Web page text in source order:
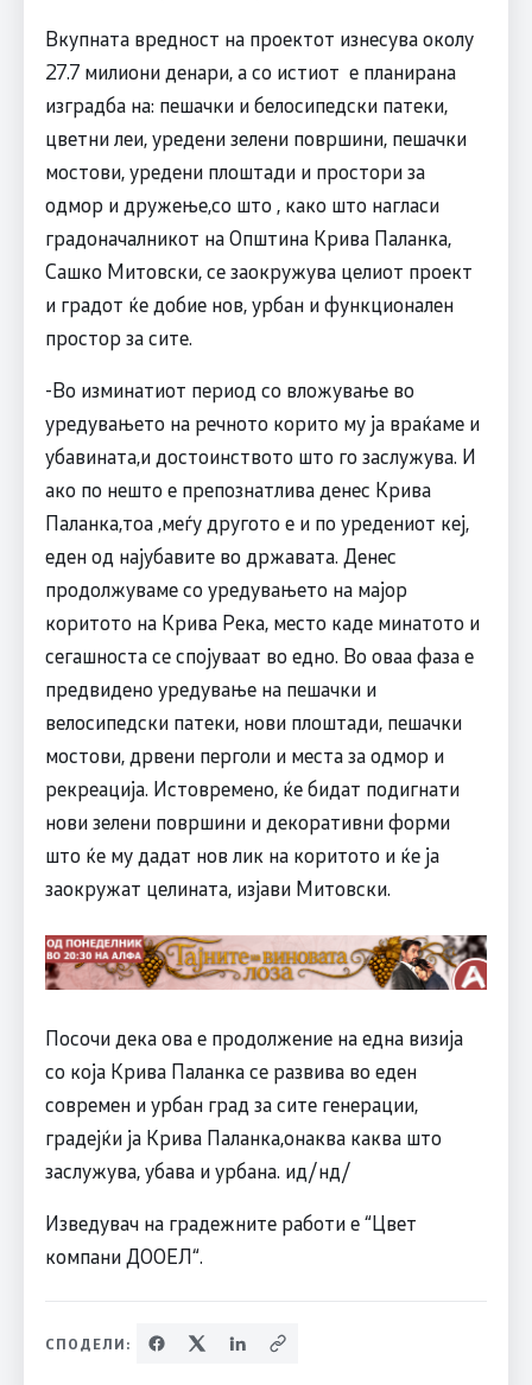
Вкупната вредност на проектот изнесува околу
27.7 милиони денари, а со истиот е планирана
изградба на: пешачки и белосипедски патеки,
цветни леи, уредени зелени површини, пешачки
мостови, уредени плоштади и простори за
одмор и дружење,со што , како што нагласи
градоначалникот на Општина Крива Паланка,
Сашко Митовски, се заокружува целиот проект
и градот ќе добие нов, урбан и функционален
простор за сите.
-Во изминатиот период со вложување во
уредувањето на речното корито му ја враќаме и
убавината,и достоинството што го заслужува. И
ако по нешто е препознатлива денес Крива
Паланка,тоа ,меѓу другото е и по уредениот кеј,
еден од најубавите во државата. Денес
продолжуваме со уредувањето на мајор
коритото на Крива Река, место каде минатото и
сегашноста се спојуваат во едно. Во оваа фаза е
предвидено уредување на пешачки и
велосипедски патеки, нови плоштади, пешачки
мостови, дрвени перголи и места за одмор и
рекреација. Истовремено, ќе бидат подигнати
нови зелени површини и декоративни форми
што ќе му дадат нов лик на коритото и ќе ја
заокружат целината, изјави Митовски.
Посочи дека ова е продолжение на една визија
со која Крива Паланка се развива во еден
современ и урбан град за сите генерации,
градејќи ја Крива Паланка,онаква каква што
заслужува, убава и урбана. ид/нд/
Изведувач на градежните работи е “Цвет
компани ДООЕЛ“.
СПОДЕЛИ: